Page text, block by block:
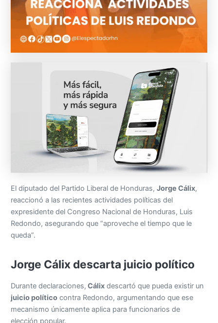
El diputado del Partido Liberal de Honduras,Jorge Cálix,
reaccionó a las recientes actividades políticas del
expresidente del Congreso Nacional de Honduras, Luis
Redondo, asegurando que “aproveche el tiempo que le
queda”.
Jorge Cálix descarta juicio político
Durante declaraciones, Cálix descartó que pueda existir un
juicio político contra Redondo, argumentando que ese
mecanismo únicamente aplica para funcionarios de
elección popular.